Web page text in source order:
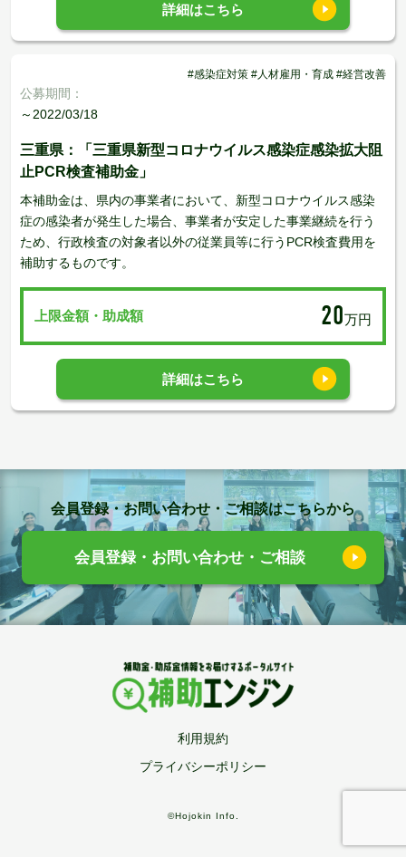
詳細はこちら
#感染症対策 #人材雇用・育成 #経営改善
公募期間：
～2022/03/18
三重県：「三重県新型コロナウイルス感染症感染拡大阻
止PCR検査補助金」
本補助金は、県内の事業者において、新型コロナウイルス感染
症の感染者が発生した場合、事業者が安定した事業継続を行う
ため、行政検査の対象者以外の従業員等に行うPCR検査費用を
補助するものです。
上限金額・助成額 20万円
詳細はこちら
会員登録・お問い合わせ・ご相談はこちらから
会員登録・お問い合わせ・ご相談
利用規約
プライバシーポリシー
©Hojokin Info.